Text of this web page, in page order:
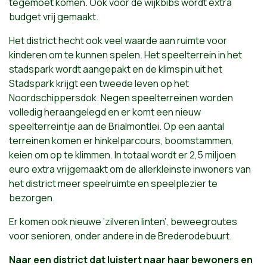
budget vrij gemaakt.
Het district hecht ook veel waarde aan ruimte voor
kinderen om te kunnen spelen. Het speelterrein in het
stadspark wordt aangepakt en de klimspin uit het
Stadspark krijgt een tweede leven op het
Noordschippersdok. Negen speelterreinen worden
volledig heraangelegd en er komt een nieuw
speelterreintje aan de Brialmontlei. Op een aantal
terreinen komen er hinkelparcours, boomstammen,
keien om op te klimmen. In totaal wordt er 2,5 miljoen
euro extra vrijgemaakt om de allerkleinste inwoners van
het district meer speelruimte en speelplezier te
bezorgen.
Er komen ook nieuwe ‘zilveren linten’, beweegroutes
voor senioren, onder andere in de Brederodebuurt.
Naar een district dat luistert naar haar bewoners en